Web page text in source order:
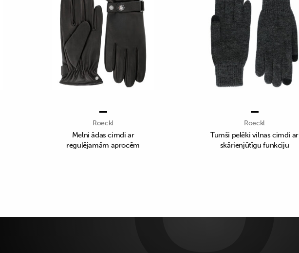
Roeckl
Melni ādas cimdi ar
regulējamām aprocēm
Roeckl
Tumši pelēki vilnas cimdi ar
skārienjūtīgu funkciju